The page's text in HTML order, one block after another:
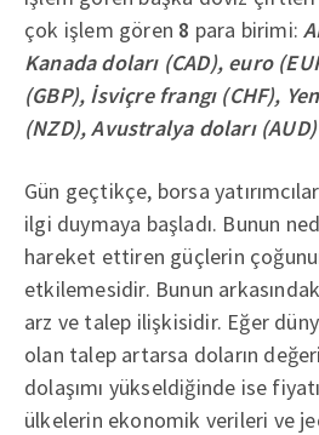
çok işlem gören 8 para birimi:
Kanada doları (CAD), euro
(GBP), İsviçre frangı (CHF),
(NZD), Avustralya doları
Gün geçtikçe, borsa
ilgi duymaya başladı. Bunun
hareket ettiren güçlerin
etkilemesidir. Bunun
arz ve talep ilişkisidir. Eğer
olan talep artarsa doların
dolaşımı yükseldiğinde ise
ülkelerin ekonomik verileri ve